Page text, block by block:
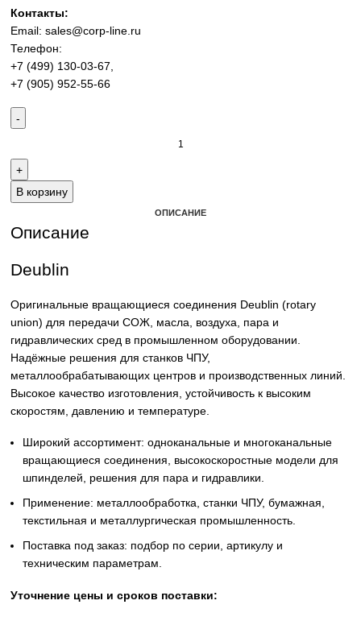
Оригинальные вращающиеся соединения Deublin (rotary
union) для передачи СОЖ, масла, воздуха, пара и
гидравлических сред. Надёжные решения для станков
промышленного оборудования.
Контакты:
Email:
+7 (499) 130-03-67
+7 (905) 952-55-66
В корзину
ОПИСАНИЕ
Описание
Deublin
Оригинальные вращающиеся соединения Deublin (rotary
union) для передачи СОЖ, масла, воздуха, пара и
гидравлических сред в промышленном оборудовании.
Надёжные решения для станков ЧПУ,
металлообрабатывающих центров и производственных
Высокое качество изготовления, устойчивость к высоким
скоростям, давлению и температуре.
Широкий ассортимент: одноканальные и